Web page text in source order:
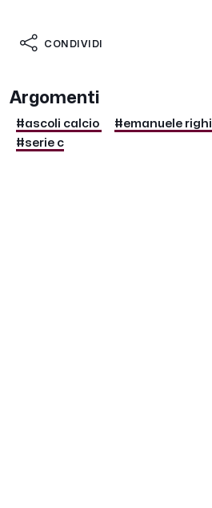
CONDIVIDI
Argomenti
#ascoli calcio #emanuele righi
#serie c